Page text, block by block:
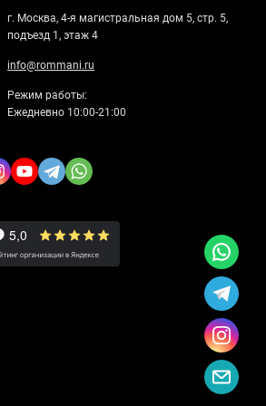
г. Москва, 4-я магистральная дом 5, стр. 5,
подъезд 1, этаж 4
info@rommani.ru
Режим работы:
Ежедневно 10:00-21:00